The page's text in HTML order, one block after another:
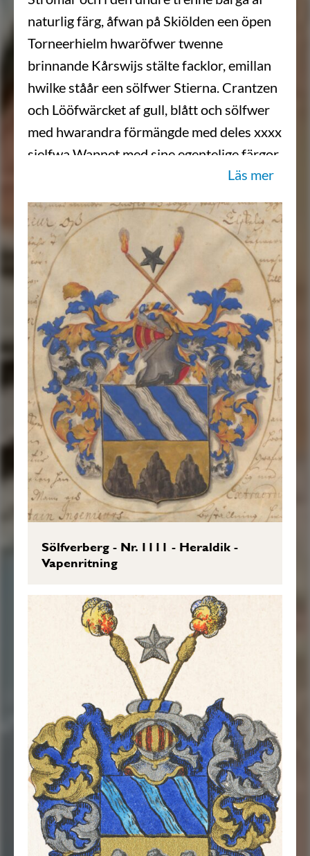
naturlig färg, åfwan på Skiölden een öpen
Torneerhielm hwaröfwer twenne
brinnande Kårswijs stälte facklor, emillan
hwilke ståår een sölfwer Stierna. Crantzen
och Lööfwärcket af gull, blått och sölfwer
med hwarandra förmängde med deles xxxx
sielfwa Wapnet med sine egentelige färgor
härhoos repræsenterat och afmåhlat
Sköldebrevet i original, RHA.
Transkription: Karin Borgkvist Ljung,
2017-06-02.
Läs mer
Sölfverberg - Nr. 1111 - Heraldik -
Vapenritning